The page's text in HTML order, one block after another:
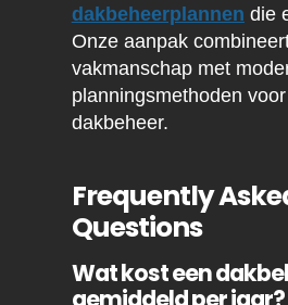
dakbeheerplannen die
Onze aanpak
vakmanschap met
planningsmethoden
dakbeheer.
Frequently
Questions
Wat kost een